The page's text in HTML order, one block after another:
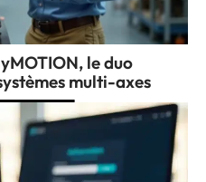
le duo
multi-axes